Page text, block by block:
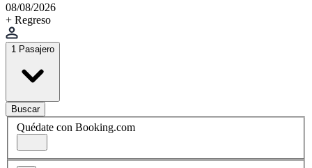
08/08/2026
+ Regreso
1 Pasajero
Buscar
Quédate con Booking.com